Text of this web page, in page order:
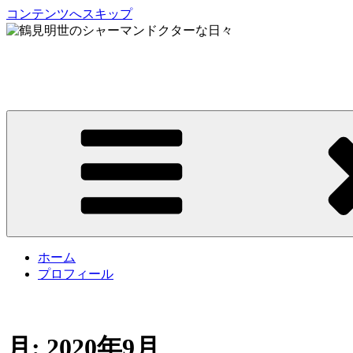
コンテンツへスキップ
ホーム
プロフィール